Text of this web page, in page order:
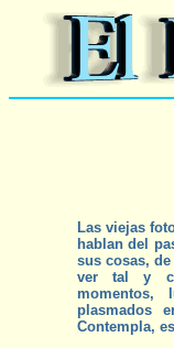
Las viejas
hablan del
sus cosas,
ver tal y
momentos,
plasmados
Contempla,